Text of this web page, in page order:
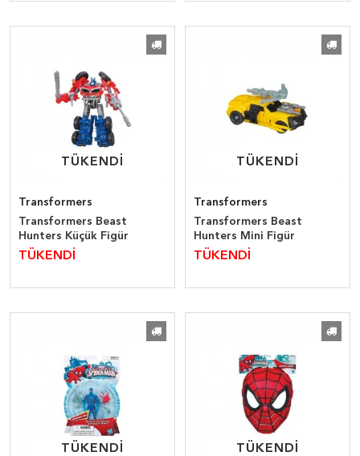
TÜKENDİ
TÜKENDİ
Transformers
Transformers Beast
Hunters Küçük Figür
TÜKENDİ
TÜKENDİ
TÜKENDİ
Transformers
Transformers Beast
Hunters Mini Figür
TÜKENDİ
TÜKENDİ
TÜKENDİ TÜKENDİ
TÜKENDİ